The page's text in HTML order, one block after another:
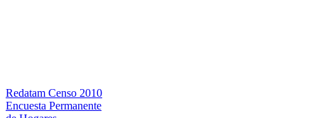
Redatam Censo 2010
Encuesta Permanente